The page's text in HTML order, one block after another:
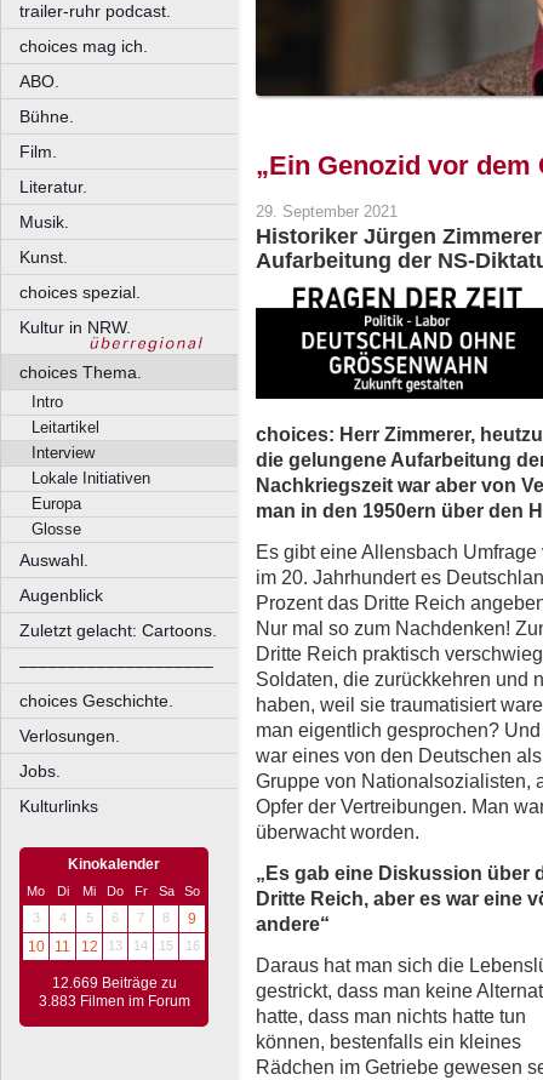
trailer-ruhr podcast.
choices mag ich.
ABO.
Bühne.
Film.
Literatur.
Musik.
Kunst.
choices spezial.
Kultur in NRW.
choices Thema.
Intro
Leitartikel
Interview
Lokale Initiativen
Europa
Glosse
Auswahl.
Augenblick
Zuletzt gelacht: Cartoons.
––––––––––––––––––––
choices Geschichte.
Verlosungen.
Jobs.
Kulturlinks
Kinokalender
Mo Di Mi Do Fr Sa
So
3
4 5 6 7 8
9
10
11 12 13 14 15 16
12.669 Beiträge zu
3.883 Filmen im Forum
„Ein Genozid vor dem
29. September 2021
Historiker Jürgen
Aufarbeitung der NS-
choices: Herr Zimmerer,
die gelungene Aufarbeitung
Nachkriegszeit war aber von
man in den 1950ern über den
Es gibt eine Allensbach
im 20. Jahrhundert es
Prozent das Dritte Reich
Nur mal so zum Nachdenken!
Dritte Reich praktisch
Soldaten, die zurückkehren und
haben, weil sie traumatisiert
man eigentlich gesprochen?
war eines von den Deutschen
Gruppe von Nationalsozialisten,
Opfer der Vertreibungen. Man
überwacht worden.
„Es gab eine Diskussion über
Dritte Reich, aber es war eine
andere“
Daraus hat man sich die
gestrickt, dass man keine
hatte, dass man nichts hatte tun
können, bestenfalls ein kleines
Rädchen im Getriebe gewesen